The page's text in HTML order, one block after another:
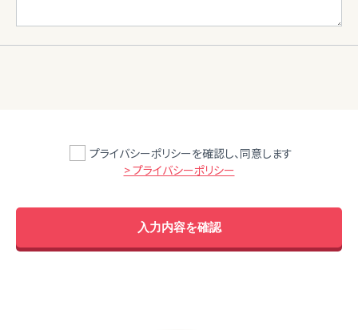
プライバシーポリシーを確認し、同意します
> プライバシーポリシー
入力内容を確認